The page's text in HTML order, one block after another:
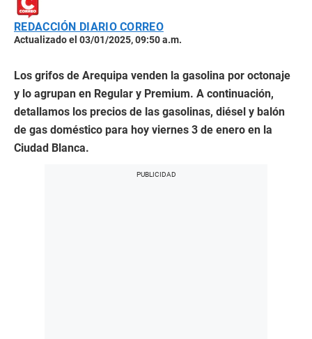
REDACCIÓN DIARIO CORREO
Actualizado el 03/01/2025, 09:50 a.m.
Los grifos de Arequipa venden la gasolina por octonaje
y lo agrupan en Regular y Premium. A continuación,
detallamos los precios de las gasolinas, diésel y balón
de gas doméstico para hoy viernes 3 de enero en la
Ciudad Blanca.